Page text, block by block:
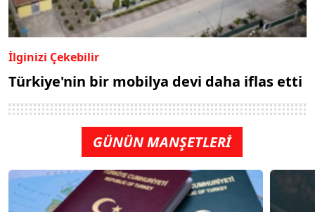
İlginizi Çekebilir
Türkiye'nin bir mobilya devi daha iflas etti
GÜNÜN MANŞETLERİ